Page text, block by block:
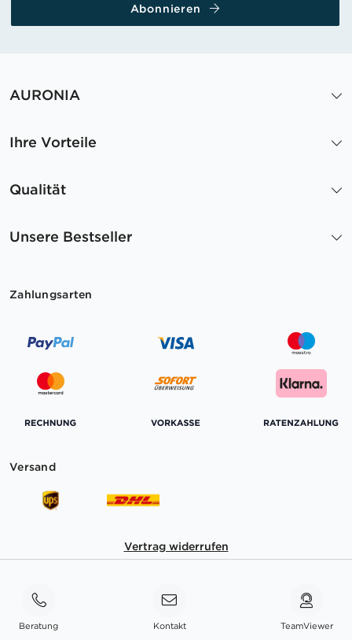
Abonnieren
AURONIA
Ihre Vorteile
Qualität
Unsere Bestseller
Zahlungsarten
Versand
Vertrag widerrufen
Beratung Kontakt TeamViewer